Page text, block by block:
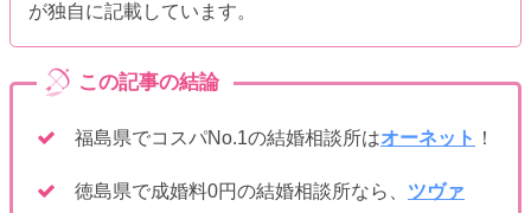
が独自に記載しています。
福島県でコスパNo.1の結婚相談所はオーネット ！
徳島県で成婚料0円の結婚相談所なら、 ツヴァ